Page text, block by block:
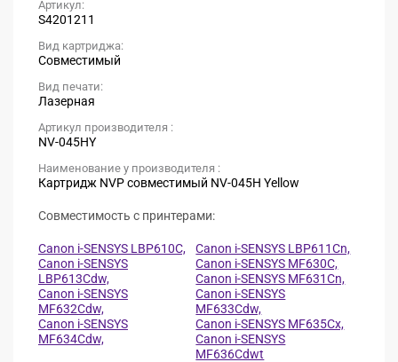
Артикул:
S4201211
Вид картриджа:
Совместимый
Вид печати:
Лазерная
Артикул производителя :
NV-045HY
Наименование у производителя :
Картридж NVP совместимый NV-045H Yellow
Совместимость с принтерами:
Canon i-SENSYS LBP610C,
Canon i-SENSYS LBP611Cn,
Canon i-SENSYS
LBP613Cdw,
Canon i-SENSYS MF630C,
Canon i-SENSYS MF631Cn,
Canon i-SENSYS
MF632Cdw,
Canon i-SENSYS
MF633Cdw,
Canon i-SENSYS
MF634Cdw,
Canon i-SENSYS MF635Cx,
Canon i-SENSYS
MF636Cdwt